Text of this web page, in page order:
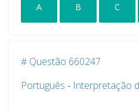
A B C
# Questão 660247
Português - Interpretação